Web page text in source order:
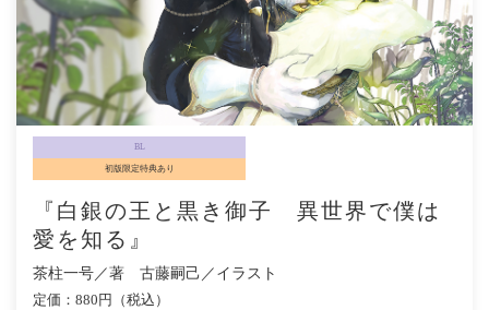
BL
初版限定特典あり
『白銀の王と黒き御子 異世界で僕は
愛を知る』
茶柱一号／著 古藤嗣己／イラスト
定価：880円（税込）